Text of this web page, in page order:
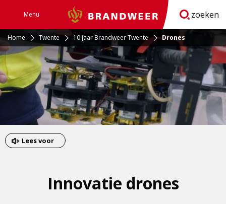
Menu Brandweer zoeken
Home Twente 10 jaar Brandweer Twente Drones
Lees voor
Innovatie drones